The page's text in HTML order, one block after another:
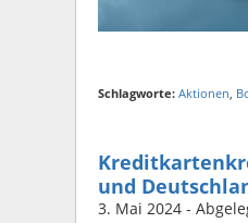
Schlagworte: Aktionen,
und
3. Mai 2024 -